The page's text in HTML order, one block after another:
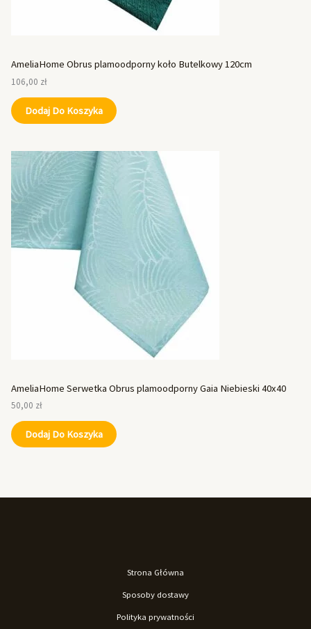
AmeliaHome Obrus plamoodporny koło Butelkowy 120cm
106,00 zł
Dodaj Do Koszyka
AmeliaHome Serwetka Obrus plamoodporny Gaia Niebieski 40x40
50,00 zł
Dodaj Do Koszyka
Strona Główna
Sposoby dostawy
Polityka prywatności